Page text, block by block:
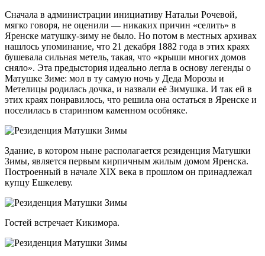
Сначала в администрации инициативу Натальи Рочевой,
мягко говоря, не оценили — никаких причин «селить» в
Яренске матушку-зиму не было. Но потом в местных архивах
нашлось упоминание, что 21 декабря 1882 года в этих краях
бушевала сильная метель, такая, что «крыши многих домов
сняло». Эта предыстория идеально легла в основу легенды о
Матушке Зиме: мол в ту самую ночь у Деда Морозы и
Метелицы родилась дочка, и назвали её Зимушка. И так ей в
этих краях понравилось, что решила она остаться в Яренске и
поселилась в старинном каменном особняке.
Здание, в котором ныне располагается резиденция Матушки
Зимы, является первым кирпичным жилым домом Яренска.
Построенный в начале XIX века в прошлом он принадлежал
купцу Ешкелеву.
Гостей встречает Кикимора.